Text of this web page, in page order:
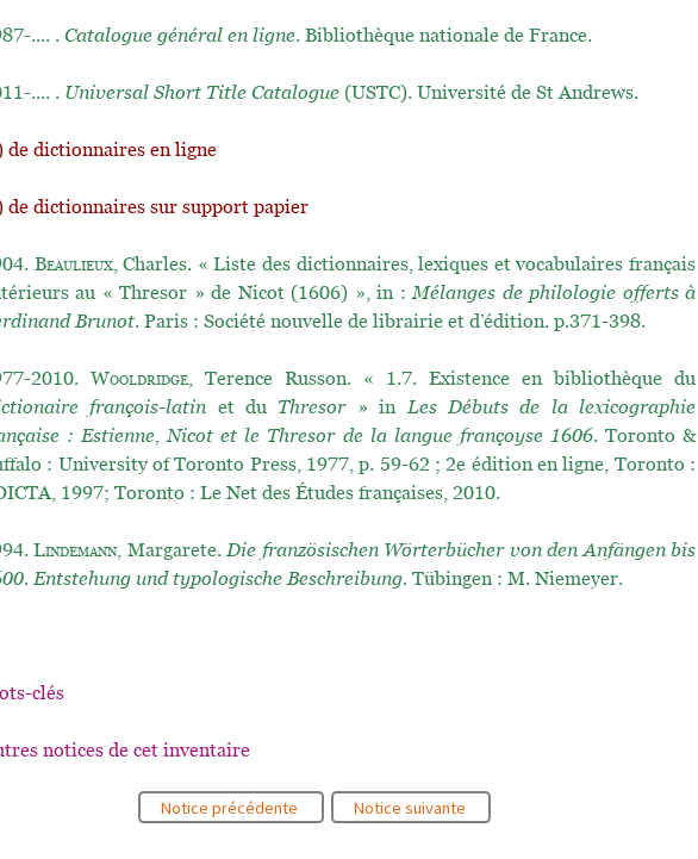
.... . Catalogue général en ligne. Bibliothèque nationale de France.
.... . Universal Short Title Catalogue (USTC). Université de St Andrews.
de dictionnaires en ligne
de dictionnaires sur support papier
Beaulieux, Charles. « Liste des dictionnaires, lexiques et vocabulaires français
au « Thresor » de Nicot (1606) », in :Mélanges de philologie offerts à
Brunot. Paris : Société nouvelle de librairie et d’édition. p.371-398.
2010. Wooldridge, Terence Russon. « 1.7. Existence en bibliothèque du
françois-latin et du Thresor» inLes Débuts de la lexicographie
: Estienne, Nicot et le Thresor de la langue françoyse 1606. Toronto &
: University of Toronto Press, 1977, p. 59-62 ; 2e édition en ligne, Toronto :
1997; Toronto : Le Net des Études françaises, 2010.
Lindemann, Margarete.Die französischen Wörterbücher von den Anfängen bis
Entstehung und typologische Beschreibung. Tübingen : M. Niemeyer.
clés
notices de cet inventaire
Notice précédente Notice suivante